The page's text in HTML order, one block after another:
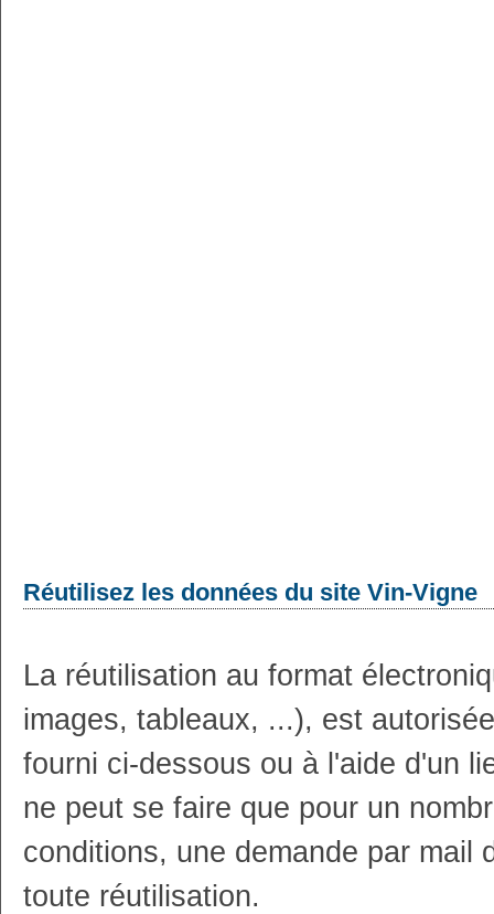
Réutilisez les données du site Vin-Vigne
La réutilisation au format
images, tableaux, ...), est
fourni ci-dessous ou à l'aide d'un
ne peut se faire que pour un
conditions, une demande par mail
toute réutilisation.